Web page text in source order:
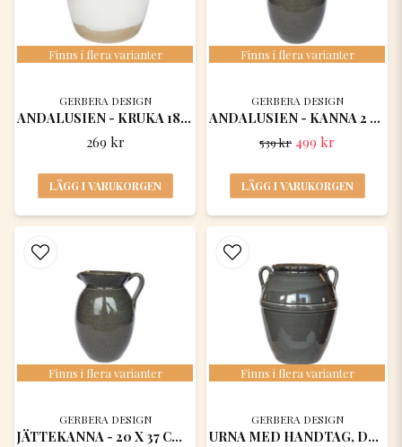
Finns i flera varianter
GERBERA DESIGN
ANDALUSIEN - KRUKA 18 x17,5 CM
269 kr
LÄGG I VARUKORGEN
Finns i flera varianter
GERBERA DESIGN
ANDALUSIEN - KANNA 2 LITER 13x21 (ENDAST DEKOR!)
539 kr 499 kr
LÄGG I VARUKORGEN
Finns i flera varianter
GERBERA DESIGN
JÄTTEKANNA - 20 X 37 CM DEKOR
Finns i flera varianter
GERBERA DESIGN
URNA MED HANDTAG, DEKOR